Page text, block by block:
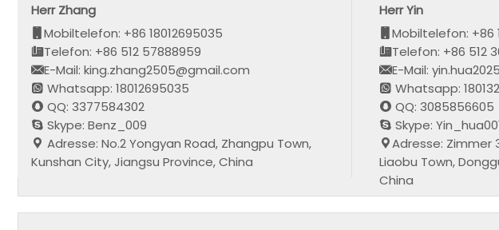
Herr Zhang
Mobiltelefon: +86 18012695035
Telefon: +86 512 57888959
E-Mail: king.zhang2505@gmail.com
Whatsapp: 18012695035
QQ: 3377584302
Skype: Benz_009
Adresse: No.2 Yongyan Road, Zhangpu Town,
Kunshan City, Jiangsu Province, China
Herr Yin
Mobiltelefon: +86
Telefon: +86 512
E-Mail:
Whatsapp:
QQ: 3085856605
Skype:
Adresse: Zimmer
Liaobu Town,
China